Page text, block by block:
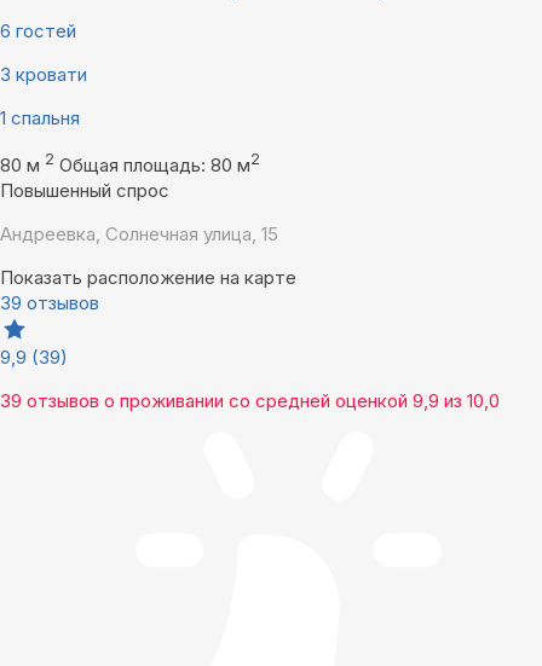
6 гостей
3 кровати
1 спальня
80 м 2 Общая площадь: 80 м2
Повышенный спрос
Андреевка, Солнечная улица, 15
Показать расположение на карте
39 отзывов
9,9 (39)
39 отзывов о проживании со средней оценкой 9,9 из 10,0